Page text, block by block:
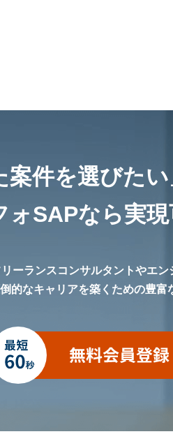
件を選びたい
ォSAPなら実
ーランスコンサルタントやエ
的なキャリアを築くための豊